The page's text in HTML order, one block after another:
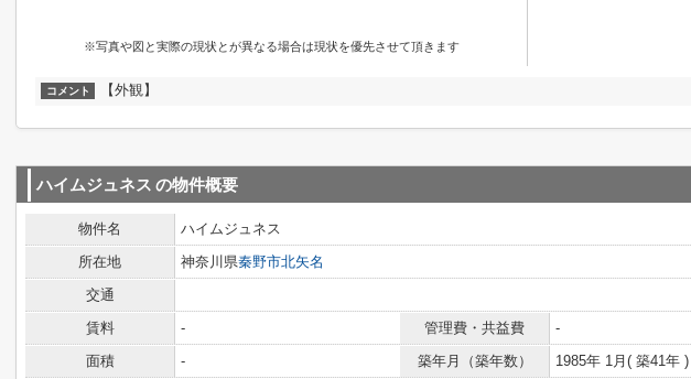
※写真や図と実際の現状とが異なる場合は現状を優先させて頂きます
コメント 【外観】
ハイムジュネス の物件概要
物件名
ハイムジュネス
所在地
神奈川県秦野市北矢名
交通
賃料
- 管理費・共益費
-
面積
- 築年月（築年数）
1985年 1月( 築41年 )